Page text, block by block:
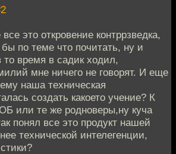
это откровение контррзведка,
по теме что почитать, ну и
то время в садик ходил,
мне ничего не говорят. И еще
наша техническая
создать какоето учение? К
или те же родноверы,ну куча
понял все это продукт нашей
технической интелегенции,